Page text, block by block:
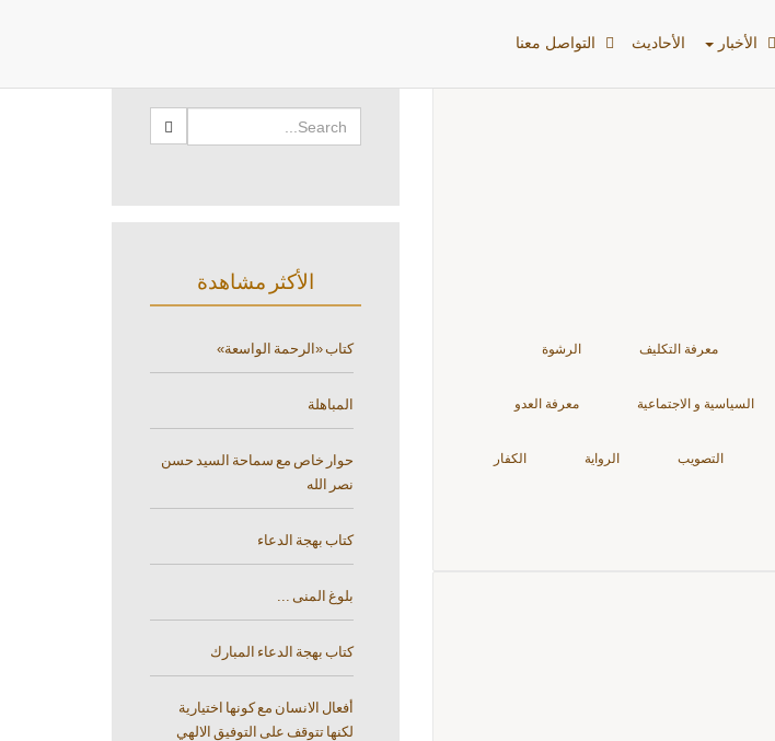
الأخبار الأحادیث التواصل معنا
معرفة التكليف الرشوة
السياسية و الاجتماعية معرفة العدو
التصويب الرواية الكفار
الأكثر مشاهدة
كتاب «الرحمة الواسعة»
المباهلة
حوار خاص مع سماحة السيد حسن
نصر الله
كتاب بهجة الدعاء
بلوغ المنى ...
كتاب بهجة الدعاء المبارك
أفعال الانسان مع كونها اختيارية
لكنها تتوقف على التوفيق الالهي